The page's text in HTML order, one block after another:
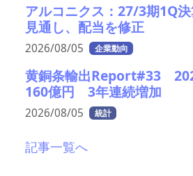
アルコニクス：27/3期1Q
見通し、配当を修正
2026/08/05 企業動向
黄銅条輸出Report#33
160億円 3年連続増加
2026/08/05 統計
記事一覧へ